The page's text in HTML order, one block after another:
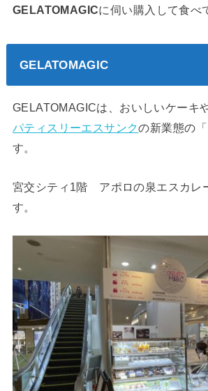
GELATOMAGICに伺い購入して食べ
GELATOMAGIC
GELATOMAGICは、おいしいケーキ
パティスリーエスサンクの新業態の
す。
宮交シティ1階 アポロの泉エスカレ
す。